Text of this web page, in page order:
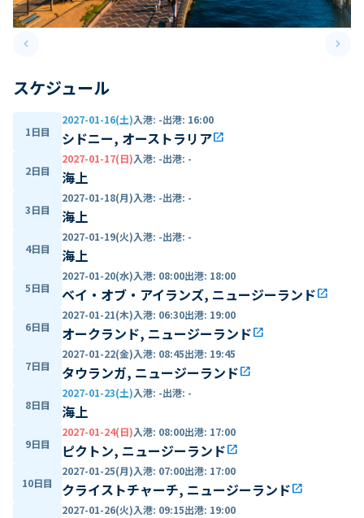
keyboard_arrow_leftPrevious slide keyboard_arrow_right
スケジュール
1日目
2027-01-16(土)入港: -出港: 16:00
シドニー, オーストラリアopen_in_new
2日目
2027-01-17(日)入港: -出港: -
海上
3日目
2027-01-18(月)入港: -出港: -
海上
4日目
2027-01-19(火)入港: -出港: -
海上
5日目
2027-01-20(水)入港: 08:00出港: 18:00
ベイ・オブ・アイランズ, ニュージーランドopen_in_new
6日目
2027-01-21(木)入港: 06:30出港: 19:00
オークランド, ニュージーランドopen_in_new
7日目
2027-01-22(金)入港: 08:45出港: 19:45
タウランガ, ニュージーランドopen_in_new
8日目
2027-01-23(土)入港: -出港: -
海上
9日目
2027-01-24(日)入港: 08:00出港: 17:00
ピクトン, ニュージーランドopen_in_new
10日目
2027-01-25(月)入港: 07:00出港: 17:00
クライストチャーチ, ニュージーランドopen_in_new
2027-01-26(火)入港: 09:15出港: 19:00